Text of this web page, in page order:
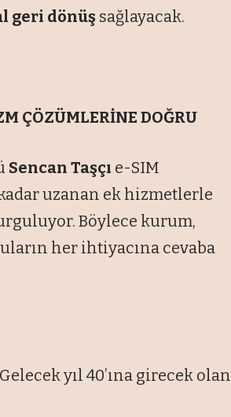
geri dönüş sağlayacak.
ÇÖZÜMLERİNE DOĞRU
Sencan Taşçı e-SIM
uzanan ek hizmetlerle
Böylece kurum,
her ihtiyacına cevaba
yıl 40’ına girecek olan